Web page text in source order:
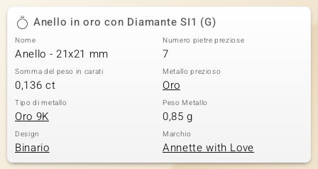
Classics
Anello in oro con Diamante SI1 (G)
Nome
Anello - 21x21 mm
Numero pietre preziose
7
Somma del peso in carati
0,136 ct
Metallo prezioso
Oro
Tipo di metallo
Oro 9K
Peso Metallo
0,85 g
Design
Binario
Marchio
Annette with Love